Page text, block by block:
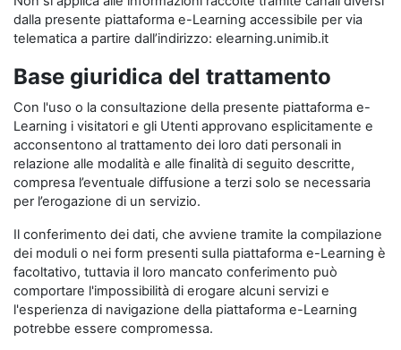
dalla presente piattaforma e-Learning accessibile per via
telematica a partire dall’indirizzo: elearning.unimib.it
Base giuridica del trattamento
Con l'uso o la consultazione della presente piattaforma e-
Learning i visitatori e gli Utenti approvano esplicitamente e
acconsentono al trattamento dei loro dati personali in
relazione alle modalità e alle finalità di seguito descritte,
compresa l’eventuale diffusione a terzi solo se necessaria
per l’erogazione di un servizio.
Il conferimento dei dati, che avviene tramite la compilazione
dei moduli o nei form presenti sulla piattaforma e-Learning è
facoltativo, tuttavia il loro mancato conferimento può
comportare l'impossibilità di erogare alcuni servizi e
l'esperienza di navigazione della piattaforma e-Learning
potrebbe essere compromessa.